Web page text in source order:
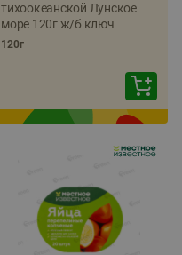
тихоокеанской Лунское
море 120г ж/б ключ
120г